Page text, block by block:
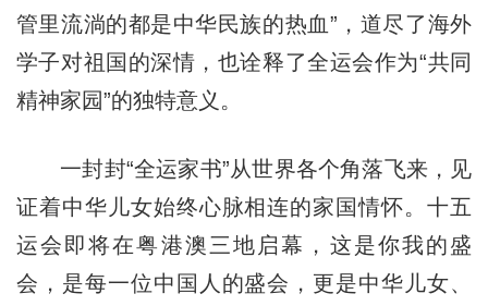
管里流淌的都是中华民族的热血”，道尽了海外
学子对祖国的深情，也诠释了全运会作为“共同
精神家园”的独特意义。
一封封“全运家书”从世界各个角落飞来，见
证着中华儿女始终心脉相连的家国情怀。十五
运会即将在粤港澳三地启幕，这是你我的盛
会，是每一位中国人的盛会，更是中华儿女、